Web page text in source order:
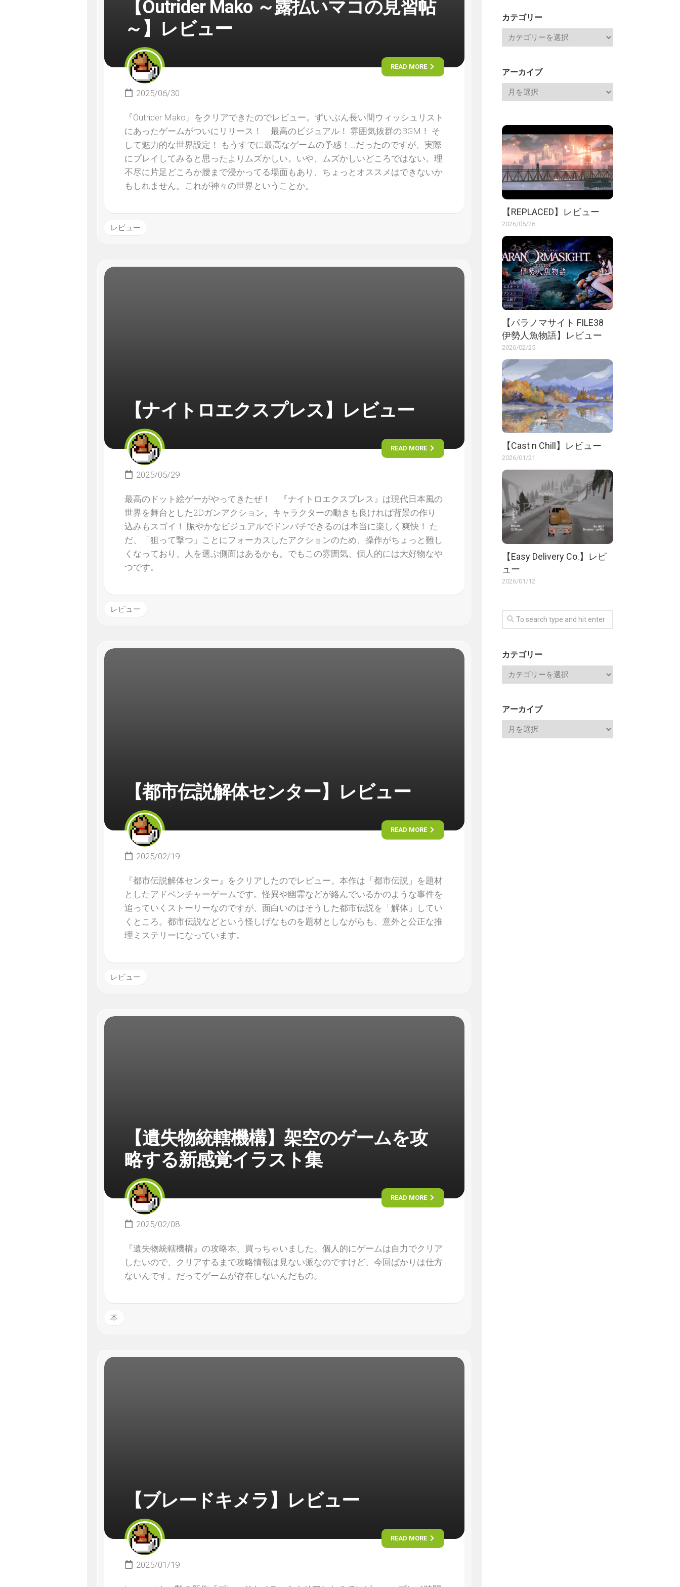
【Outrider Mako ～露払いマコの見習帖
～】レビュー
READ MORE
2025/06/30
『Outrider Mako』をクリアできたのでレビュー。ずいぶん長い間ウィッシュリスト
にあったゲームがついにリリース！ 最高のビジュアル！ 雰囲気抜群のBGM！ そ
して魅力的な世界設定！ もうすでに最高なゲームの予感！…だったのですが、実際
にプレイしてみると思ったよりムズかしい。いや、ムズかしいどころではない。理
不尽に片足どころか腰まで浸かってる場面もあり、ちょっとオススメはできないか
もしれません。これが神々の世界ということか。
レビュー
【ナイトロエクスプレス】レビュー
READ MORE
2025/05/29
最高のドット絵ゲーがやってきたぜ！ 『ナイトロエクスプレス』は現代日本風の
世界を舞台とした2Dガンアクション。キャラクターの動きも良ければ背景の作り
込みもスゴイ！ 賑やかなビジュアルでドンパチできるのは本当に楽しく爽快！ た
だ、「狙って撃つ」ことにフォーカスしたアクションのため、操作がちょっと難し
くなっており、人を選ぶ側面はあるかも。でもこの雰囲気、個人的には大好物なや
つです。
レビュー
【都市伝説解体センター】レビュー
READ MORE
2025/02/19
『都市伝説解体センター』をクリアしたのでレビュー。本作は「都市伝説」を題材
としたアドベンチャーゲームです。怪異や幽霊などが絡んでいるかのような事件を
追っていくストーリーなのですが、面白いのはそうした都市伝説を「解体」してい
くところ。都市伝説などという怪しげなものを題材としながらも、意外と公正な推
理ミステリーになっています。
レビュー
【遺失物統轄機構】架空のゲームを攻
略する新感覚イラスト集
READ MORE
2025/02/08
『遺失物統轄機構』の攻略本、買っちゃいました。個人的にゲームは自力でクリア
したいので、クリアするまで攻略情報は見ない派なのですけど、今回ばかりは仕方
ないんです。だってゲームが存在しないんだもの。
本
【ブレードキメラ】レビュー
READ MORE
2025/01/19
カテゴリー
アーカイブ
【REPLACED】レビュー
2026/05/26
【パラノマサイト FILE38
伊勢人魚物語】レビュー
2026/02/25
【Cast n Chill】レビュー
2026/01/21
【Easy Delivery Co.】レビ
ュー
2026/01/12
カテゴリー
アーカイブ